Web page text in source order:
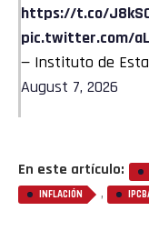
https://t.co/
pic.twitter.com/
— Instituto de
August 7, 2026
En este artículo:
INFLACIÓN ,